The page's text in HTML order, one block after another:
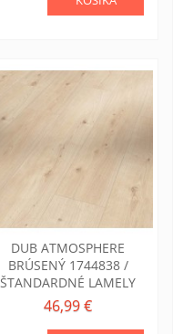
DUB ATMOSPHERE
BRÚSENÝ 1744838 /
ŠTANDARDNÉ LAMELY
46,99 €